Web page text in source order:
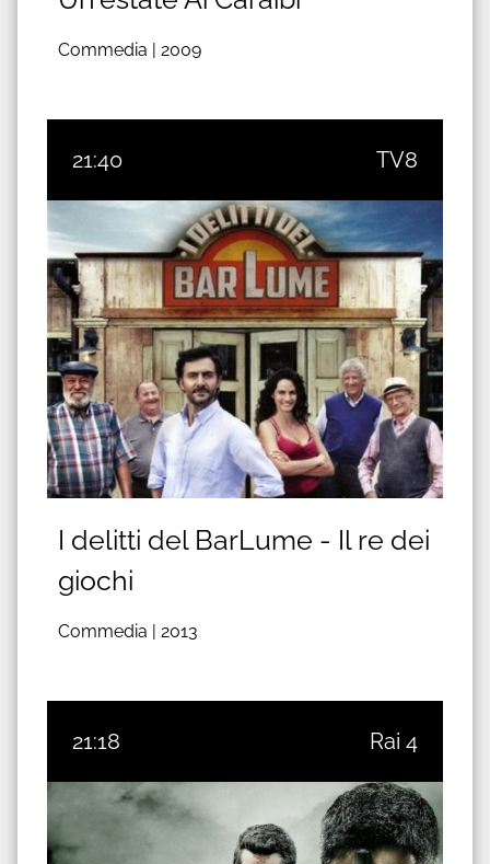
Commedia | 2009
21:40 TV8
I delitti del BarLume - Il re dei
giochi
Commedia | 2013
21:18 Rai 4